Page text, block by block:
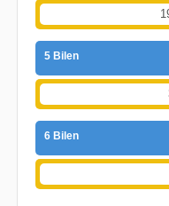
5 Bilen
6 Bilen